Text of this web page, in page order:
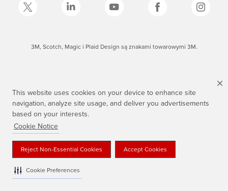
This website uses cookies on your device to enhance site
navigation, analyze site usage, and deliver you advertisements
based on your interests.
Cookie Notice
Reject Non-Essential Cookies Accept Cookies
Cookie Preferences
3M, Scotch, Magic i Plaid Design są znakami towarowymi 3M.